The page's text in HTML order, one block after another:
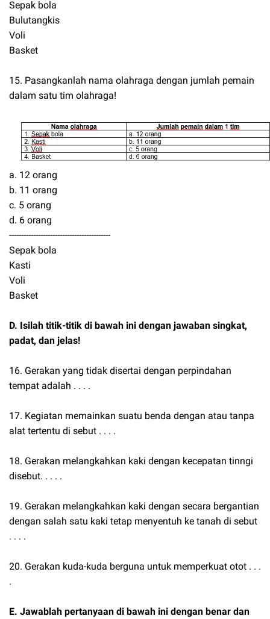
Sepak bola
Bulutangkis
Voli
Basket
15. Pasangkanlah nama olahraga dengan jumlah pemain
dalam satu tim olahraga!
a. 12 orang
b. 11 orang
c. 5 orang
d. 6 orang
------------------------------------------
Sepak bola
Kasti
Voli
Basket
D. Isilah titik-titik di bawah ini dengan jawaban singkat,
padat, dan jelas!
16. Gerakan yang tidak disertai dengan perpindahan
tempat adalah . . . .
17. Kegiatan memainkan suatu benda dengan atau tanpa
alat tertentu di sebut . . . .
18. Gerakan melangkahkan kaki dengan kecepatan tinngi
disebut. . . . .
19. Gerakan melangkahkan kaki dengan secara bergantian
dengan salah satu kaki tetap menyentuh ke tanah di sebut
. . . .
20. Gerakan kuda-kuda berguna untuk memperkuat otot . . .
.
E. Jawablah pertanyaan di bawah ini dengan benar dan